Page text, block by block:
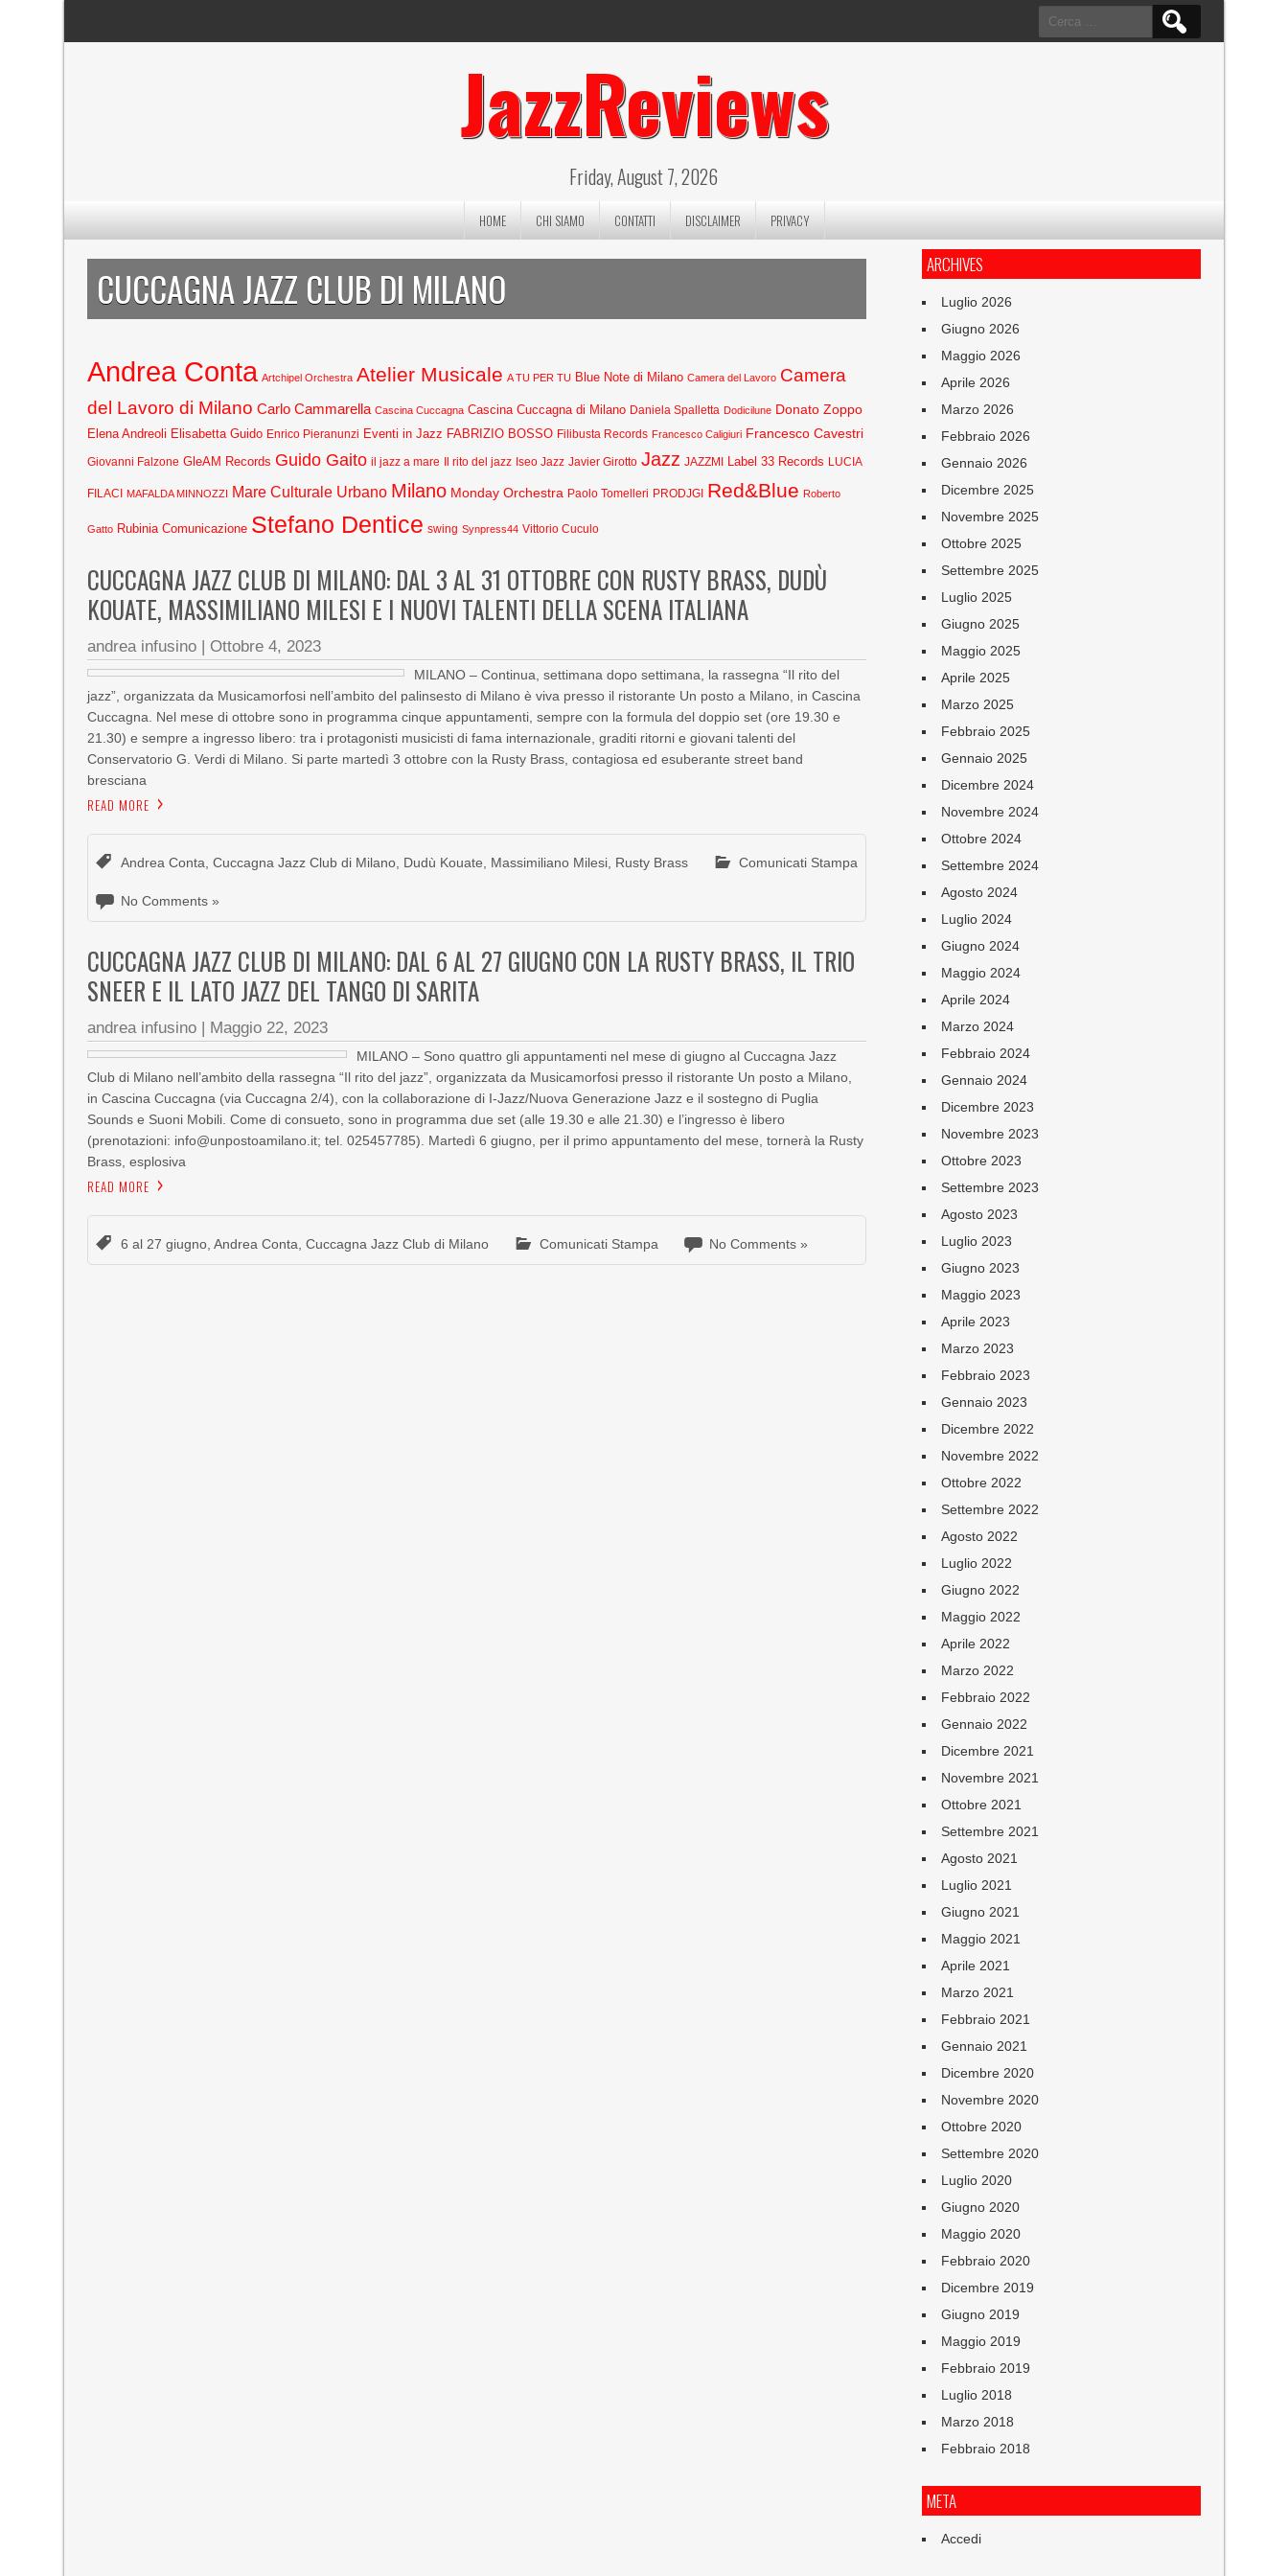
Ricerca
per:
JazzReviews
Friday, August 7, 2026
HOME CHI SIAMO CONTATTI DISCLAIMER PRIVACY
CUCCAGNA JAZZ CLUB DI MILANO
Andrea Conta Artchipel Orchestra Atelier Musicale A TU PER TU Blue Note di Milano Camera del Lavoro Camera
del Lavoro di Milano Carlo Cammarella Cascina Cuccagna Cascina Cuccagna di Milano Daniela Spalletta Dodicilune Donato Zoppo
Elena Andreoli Elisabetta Guido Enrico Pieranunzi Eventi in Jazz FABRIZIO BOSSO Filibusta Records Francesco Caligiuri Francesco Cavestri
Giovanni Falzone GleAM Records Guido Gaito il jazz a mare Il rito del jazz Iseo Jazz Javier Girotto Jazz JAZZMI Label 33 Records LUCIA
FILACI MAFALDA MINNOZZI Mare Culturale Urbano Milano Monday Orchestra Paolo Tomelleri PRODJGI Red&Blue Roberto
Gatto Rubinia Comunicazione Stefano Dentice swing Synpress44 Vittorio Cuculo
CUCCAGNA JAZZ CLUB DI MILANO: DAL 3 AL 31 OTTOBRE CON RUSTY BRASS, DUDÙ
KOUATE, MASSIMILIANO MILESI E I NUOVI TALENTI DELLA SCENA ITALIANA
andrea infusino | Ottobre 4, 2023
MILANO – Continua, settimana dopo settimana, la rassegna “Il rito del
jazz”, organizzata da Musicamorfosi nell’ambito del palinsesto di Milano è viva presso il ristorante Un posto a Milano, in Cascina
Cuccagna. Nel mese di ottobre sono in programma cinque appuntamenti, sempre con la formula del doppio set (ore 19.30 e
21.30) e sempre a ingresso libero: tra i protagonisti musicisti di fama internazionale, graditi ritorni e giovani talenti del
Conservatorio G. Verdi di Milano. Si parte martedì 3 ottobre con la Rusty Brass, contagiosa ed esuberante street band
bresciana
READ MORE
Andrea Conta ,Cuccagna Jazz Club di Milano Dudù Kouate Massimiliano Milesi Rusty Brass Comunicati Stampa
No Comments »
CUCCAGNA JAZZ CLUB DI MILANO: DAL 6 AL 27 GIUGNO CON LA RUSTY BRASS, IL TRIO
SNEER E IL LATO JAZZ DEL TANGO DI SARITA
andrea infusino | Maggio 22, 2023
MILANO – Sono quattro gli appuntamenti nel mese di giugno al Cuccagna Jazz
Club di Milano nell’ambito della rassegna “Il rito del jazz”, organizzata da Musicamorfosi presso il ristorante Un posto a Milano,
in Cascina Cuccagna (via Cuccagna 2/4), con la collaborazione di I-Jazz/Nuova Generazione Jazz e il sostegno di Puglia
Sounds e Suoni Mobili. Come di consueto, sono in programma due set (alle 19.30 e alle 21.30) e l’ingresso è libero
(prenotazioni: info@unpostoamilano.it; tel. 025457785). Martedì 6 giugno, per il primo appuntamento del mese, tornerà la Rusty
Brass, esplosiva
READ MORE
6 al 27 giugno ,Andrea Conta ,Cuccagna Jazz Club di Milano Comunicati Stampa No Comments »
ARCHIVES
Luglio 2026
Giugno 2026
Maggio 2026
Aprile 2026
Marzo 2026
Febbraio 2026
Gennaio 2026
Dicembre 2025
Novembre 2025
Ottobre 2025
Settembre 2025
Luglio 2025
Giugno 2025
Maggio 2025
Aprile 2025
Marzo 2025
Febbraio 2025
Gennaio 2025
Dicembre 2024
Novembre 2024
Ottobre 2024
Settembre 2024
Agosto 2024
Luglio 2024
Giugno 2024
Maggio 2024
Aprile 2024
Marzo 2024
Febbraio 2024
Gennaio 2024
Dicembre 2023
Novembre 2023
Ottobre 2023
Settembre 2023
Agosto 2023
Luglio 2023
Giugno 2023
Maggio 2023
Aprile 2023
Marzo 2023
Febbraio 2023
Gennaio 2023
Dicembre 2022
Novembre 2022
Ottobre 2022
Settembre 2022
Agosto 2022
Luglio 2022
Giugno 2022
Maggio 2022
Aprile 2022
Marzo 2022
Febbraio 2022
Gennaio 2022
Dicembre 2021
Novembre 2021
Ottobre 2021
Settembre 2021
Agosto 2021
Luglio 2021
Giugno 2021
Maggio 2021
Aprile 2021
Marzo 2021
Febbraio 2021
Gennaio 2021
Dicembre 2020
Novembre 2020
Ottobre 2020
Settembre 2020
Luglio 2020
Giugno 2020
Maggio 2020
Febbraio 2020
Dicembre 2019
Giugno 2019
Maggio 2019
Febbraio 2019
Luglio 2018
Marzo 2018
Febbraio 2018
META
Accedi